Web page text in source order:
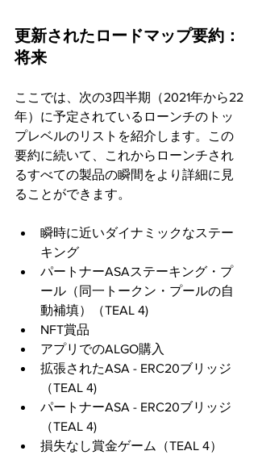
更新されたロードマップ要約：
将来
ここでは、次の3四半期（2021年から22
年）に予定されているローンチのトッ
プレベルのリストを紹介します。この
要約に続いて、これからローンチされ
るすべての製品の瞬間をより詳細に見
ることができます。
瞬時に近いダイナミックなステー
キング
パートナーASAステーキング・プ
ール（同一トークン・プールの自
動補填）（TEAL 4)
NFT賞品
アプリでのALGO購入
拡張されたASA - ERC20ブリッジ
（TEAL 4)
パートナーASA - ERC20ブリッジ
（TEAL 4)
損失なし賞金ゲーム（TEAL 4）